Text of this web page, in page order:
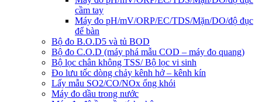
cầm tay
Máy đo pH/mV/ORP/EC/TDS/Mặn/DO/độ đục
để bàn
Bộ đo B.O.D5 và tủ BOD
Bộ đo C.O.D (máy phá mẫu COD – máy đo quang)
Bộ lọc chân không TSS/ Bộ lọc vi sinh
Đo lưu tốc dòng chảy kênh hở – kênh kín
Lấy mẫu SO2/CO/NOx ống khói
Máy đo dầu trong nước